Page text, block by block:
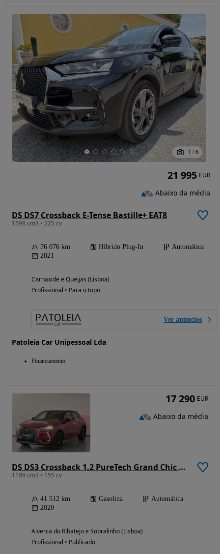
1 / 6
DS DS7 Crossback E-Tense Bastille+ EAT8
1598 cm3 • 225 cv
76 076 km Híbrido Plug-In
Automática
2021
Carnaxide e Queijas (Lisboa)
Profissional • Para o topo
Ver anúncios
Patoleia Car Unipessoal Lda
Financiamento
21 995 EUR
Abaixo da média
DS DS3 Crossback 1.2 PureTech Grand Chic EAT8
1199 cm3 • 155 cv
41 512 km Gasolina
Automática
2020
Alverca do Ribatejo e Sobralinho (Lisboa)
Profissional • Publicado
17 290 EUR
Abaixo da média